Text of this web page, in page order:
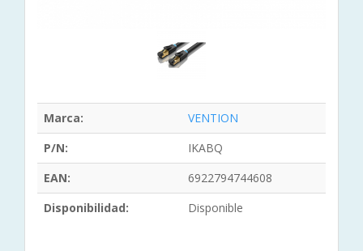
Marca:
VENTION
P/N:
IKABQ
EAN:
6922794744608
Disponibilidad:
Disponible